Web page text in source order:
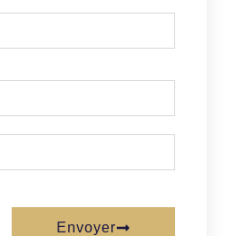
Envoyer